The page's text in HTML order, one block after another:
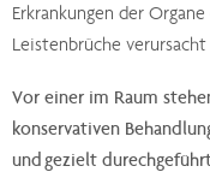
Erkrankungen der
Leistenbrüche
Vor einer im Raum
konservativen
und gezielt